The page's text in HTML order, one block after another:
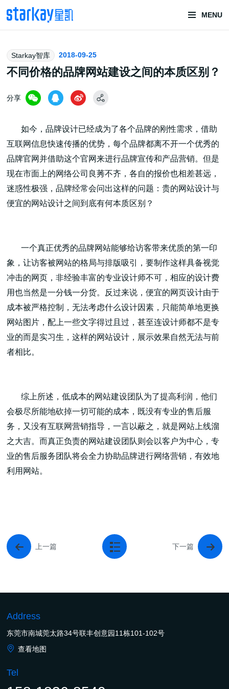
MENU
头部潮玩
技术服务商
潮玩技术解决方案
头部潮玩盲盒/谷子卡牌/二次元手办抽赏开发
高端网站建设
广告大片形式做开发
Starkay智库 2018-09-25
不同价格的品牌网站建设之间的本质区别？
分享
如今，品牌设计已经成为了各个品牌的刚性需求，借助
互联网信息快速传播的优势，每个品牌都离不开一个优秀的
品牌官网并借助这个官网来进行品牌宣传和产品营销。但是
现在市面上的网络公司良莠不齐，各自的报价也相差甚远，
迷惑性极强，品牌经常会问出这样的问题：贵的网站设计与
便宜的网站设计之间到底有何本质区别？
一个真正优秀的品牌网站能够给访客带来优质的第一印
象，让访客被网站的格局与排版吸引，要制作这样具备视觉
冲击的网页，非经验丰富的专业设计师不可，相应的设计费
用也当然是一分钱一分货。反过来说，便宜的网页设计由于
成本被严格控制，无法考虑什么设计因素，只能简单地更换
网站图片，配上一些文字得过且过，甚至连设计师都不是专
业的而是实习生，这样的网站设计，展示效果自然无法与前
者相比。
综上所述，低成本的网站建设团队为了提高利润，他们
会极尽所能地砍掉一切可能的成本，既没有专业的售后服
务，又没有互联网营销指导，一言以蔽之，就是网站上线溜
之大吉。而真正负责的网站建设团队则会以客户为中心，专
业的售后服务团队将会全力协助品牌进行网络营销，有效地
利用网站。
上一篇 下一篇
Address
东莞市南城莞太路34号联丰创意园11栋101-102号
查看地图
Tel